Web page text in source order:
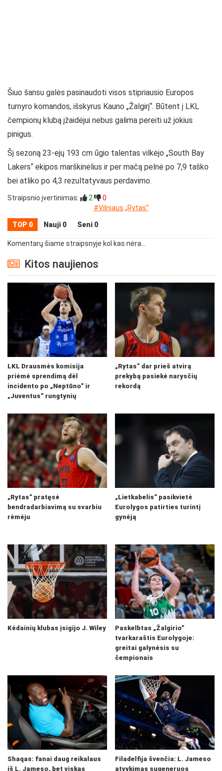
Šiuo šansu galės pasinaudoti visos stipriausio Europos
turnyro komandos, išskyrus Kauno „Žalgirį“. Būtent į LKL
čempionų klubą įžaidėjui nebus galima pereiti už jokius
pinigus.
Šį sezoną 23-ejų 193 cm ūgio talentas vilkėjo „South Bay
Lakers“ ekipos marškinėlius ir per mačą pelnė po 7,9 taško
bei atliko po 4,3 rezultatyvaus perdavimo.
Straipsnio įvertinimas: 2
0
#Vilniaus „Rytas“
TOP 0 Nauji 0 Seni 0
Komentarų šiame straipsnyje kol kas nėra...
Kitos naujienos
LKL Drausmės komisija
priėmė sprendimą dėl
incidento po „Neptūno“ ir
„Juventus“ rungtynių
„Rytas“ dar prieš atvirą
prekybą pasiekė narysčių
rekordą
„Rytas“ pratęsė
bendradarbiavimą su svarbiu
rėmėju
„Lietkabelis“ pasikvietė
Eurolygos patirties turintį
gynėją
Kėdainių klubas įsigijo J. Wiley
Paskelbtas „Žalgirio“
tvarkaraštis Eurolygoje:
greitai galynėsis su
čempionais
Shaqas: fanai daug reikalaus
iš L. Jameso, bet viskas
Filadelfija švenčia: L. Jameso
atvykimas sugeneruos